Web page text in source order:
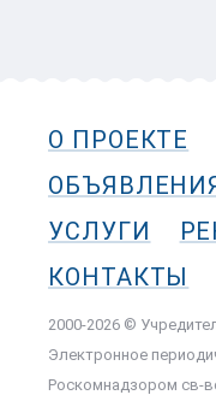
О ПРОЕКТЕ
УСЛУГИ
КОНТАКТЫ
2000-2026 ©
Электронное
Роскомнадзором cв-